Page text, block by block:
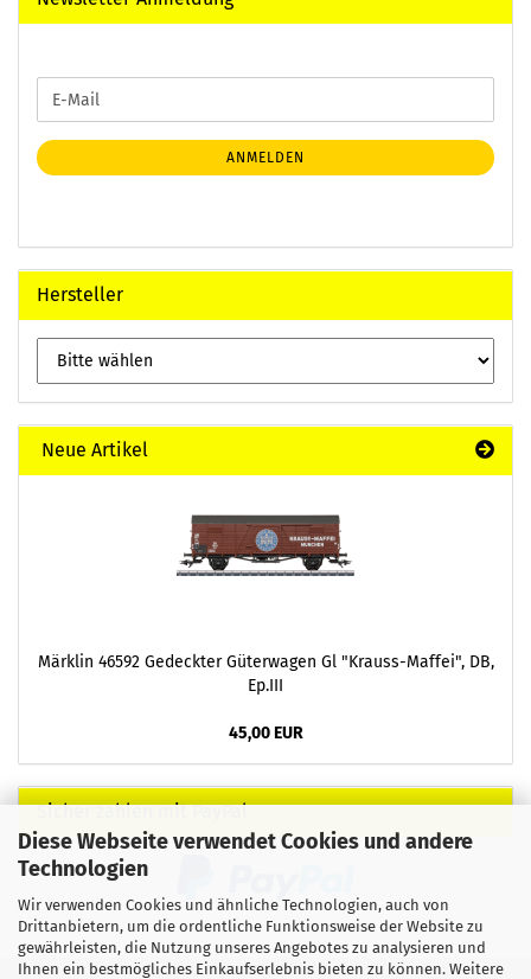
Diese Webseite verwendet Cookies und andere
Technologien
Wir verwenden Cookies und ähnliche Technologien, auch von
Drittanbietern, um die ordentliche Funktionsweise der Website zu
gewährleisten, die Nutzung unseres Angebotes zu analysieren und
Ihnen ein bestmögliches Einkaufserlebnis bieten zu können. Weitere
ZUR
ANMELDUNG
E-
Mail
ANMELDEN
Hersteller
Neue Artikel
Märklin 46592 Gedeckter Güterwagen Gl "Krauss-Maffei", DB,
Ep.III
45,00 EUR
Sicher zahlen mit PayPal